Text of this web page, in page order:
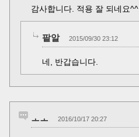
감사합니다. 적용 잘 되네요^^
팥알 2015/09/30 23:12
네, 반갑습니다.
ㅗㅗ 2016/10/17 20:27